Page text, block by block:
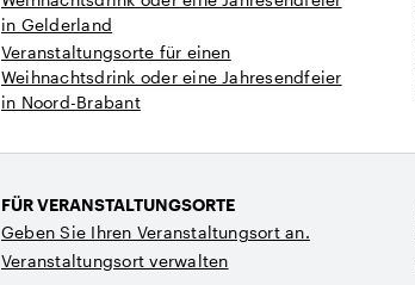
in Gelderland
Veranstaltungsorte für einen
Weihnachtsdrink oder eine Jahresendfeier
in Noord-Brabant
FÜR VERANSTALTUNGSORTE
Geben Sie Ihren Veranstaltungsort an.
Veranstaltungsort verwalten